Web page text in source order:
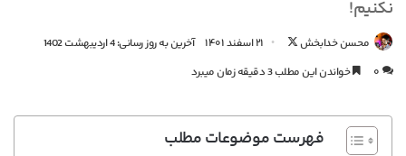
نکنیم!
محسن خدابخش
دنبال
کردن
۲۱ اسفند ۱۴۰۱
آخرین به روز رسانی: 4 اردیبهشت 1402
۰
خواندن این مطلب 3 دقیقه زمان میبرد
فهرست موضوعات مطلب